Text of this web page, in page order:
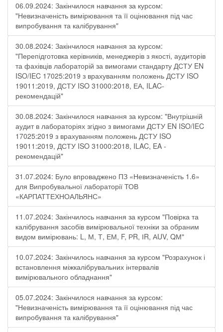
06.09.2024: Закінчилося навчання за курсом:
"Невизначеність вимірювання та її оцінювання під час
випробування та калібрування"
30.08.2024: Закінчилося навчання за курсом:
"Перепідготовка керівників, менеджерів з якості, аудиторів
та фахівців лабораторій за вимогами стандарту ДСТУ EN
ISO/IEC 17025:2019 з врахуванням положень ДСТУ ISO
19011:2019, ДСТУ ISO 31000:2018, ЕА, ILAC-
рекомендацій"
30.08.2024: Закінчилося навчання за курсом: "Внутрішній
аудит в лабораторіях згідно з вимогами ДСТУ EN ISO/IEC
17025:2019 з врахуванням положень ДСТУ ISO
19011:2019, ДСТУ ISO 31000:2018, ILAC, EA -
рекомендацій"
31.07.2024: Було впроваджено ПЗ «Невизначеність 1.6»
для Випробувальної лабораторії ТОВ
«КАРПАТТЕХНОАЛЬЯНС»
11.07.2024: Закінчилось навчання за курсом "Повірка та
калібрування засобів вимірювальної техніки за обраним
видом вимірювань: L, М, Т, ЕМ, F, РR, ІR, АUV, QМ"
10.07.2024: Закінчилось навчання за курсом "Розрахунок і
встановлення міжкалібрувальних інтервалів
вимірювального обладнання"
05.07.2024: Закінчилося навчання за курсом:
"Невизначеність вимірювання та її оцінювання під час
випробування та калібрування"